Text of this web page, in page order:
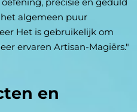
precisie en geduld
algemeen puur
Het is gebruikelijk om
ervaren Artisan-Magiërs."
en